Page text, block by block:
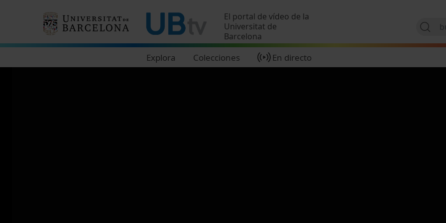
El portal de vídeo de la
Universitat de
Barcelona
Explora Colecciones En directo